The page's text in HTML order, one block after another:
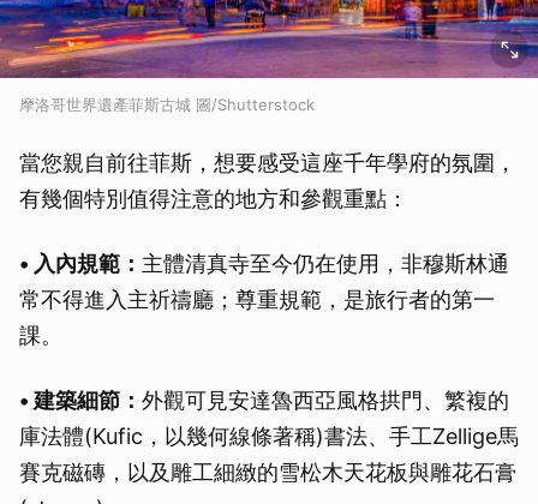
摩洛哥世界遺產菲斯古城 圖/Shutterstock
當您親自前往菲斯，想要感受這座千年學府的氛圍，
有幾個特別值得注意的地方和參觀重點：
• 入內規範： 主體清真寺至今仍在使用，非穆斯林通
常不得進入主祈禱廳；尊重規範，是旅行者的第一
課。
• 建築細節： 外觀可見安達魯西亞風格拱門、繁複的
庫法體(Kufic，以幾何線條著稱)書法、手工Zellige馬
賽克磁磚，以及雕工細緻的雪松木天花板與雕花石膏